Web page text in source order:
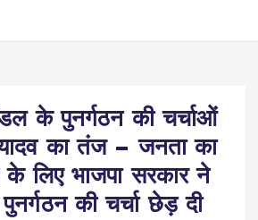
के पुनर्गठन की चर्चाओं
का तंज – जनता का
के लिए भाजपा सरकार ने
की चर्चा छेड़ दी